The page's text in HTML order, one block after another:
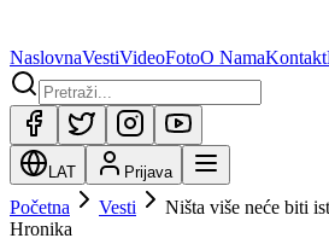
NaslovnaVestiVideoFotoO NamaKontakt
LAT Prijava
Početna Vesti
Ništa više neće biti
Hronika